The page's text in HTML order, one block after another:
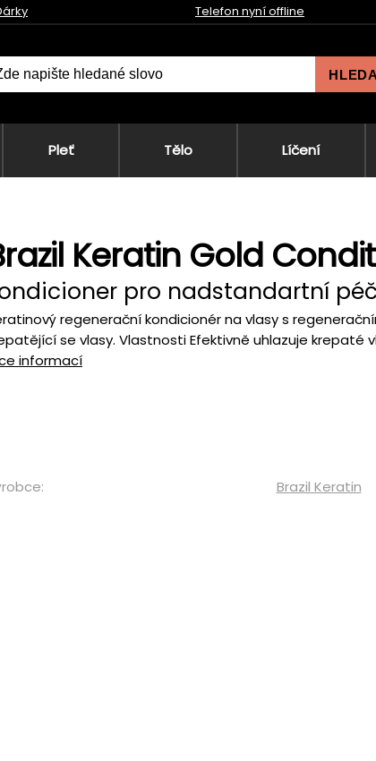
Telefon nyní offline
Pleť Tělo Líčení
Keratin Gold
pro nadstandartní
regenerační kondicionér na vlasy s
se vlasy. Vlastnosti Efektivně uhlazuje krepaté
informací
Brazil Keratin